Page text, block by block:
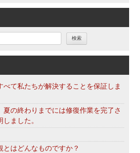
べて私たちが解決することを保証しま
夏の終わりまでには修復作業を完了さ
ました。
とはどんなものですか？